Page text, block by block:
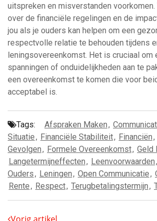
uitspreken en misverstanden voorkomen.
over de financiële regelingen en de
jou als je ouders kan helpen om een
respectvolle relatie te behouden tijdens
leningsovereenkomst. Het is cruciaal om
spanningen of onduidelijkheden aan te
een overeenkomst te komen die voor
acceptabel is.
Tags: Afspraken Maken,
Situatie, Financiële Stabiliteit, Financiën,
Gevolgen, Formele Overeenkomst, Geld
Langetermijneffecten, Leenvoorwaarden,
Ouders, Leningen, Open Communicatie,
Rente, Respect, Terugbetalingstermijn,